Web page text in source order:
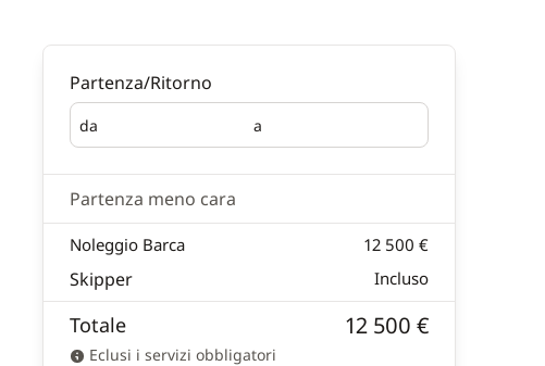
Partenza/Ritorno
da
Partenza a
Ritorno
Partenza meno cara
Noleggio Barca 12 500 €
Skipper Incluso
Totale 12 500 €
Eclusi i servizi obbligatori